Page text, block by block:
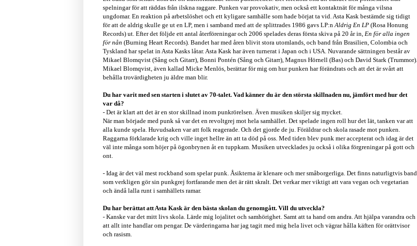
spelningar för att räddas från ilskna raggare. Punken var provokativ, men också ett kontaktnät för många vilsna
ungdomar. En reaktion på arbetslöshet och ett kyligare samhälle som hade börjat ta vid. Asta Kask bestämde sig tidigt
för att de aldrig skulle ge ut en LP, men i samband med att de splittrades 1986 gavs LP:n Aldrig En LP (Rosa Honung
Records) ut. Efter det följde ett antal återföreningar och 2006 spelades deras första skiva på 20 år in, En för alla ingen
för nån (Burning Heart Records). Bandet har med åren blivit stora utomlands, och band från Brasilien, Colombia och
Tyskland har spelat in Asta Kasks låtar. Asta Kask har även turnerat i Japan och i USA. Nuvarande sättningen består av
Mikael Blomqvist (Sång och Gitarr), Bonni Pontén (Sång och Gitarr), Magnus Hörnell (Bas) och David Stark (Trummor).
Mikael Blomqvist, även kallad Micke Menlös, berättar för mig om hur punken har förändrats och att det är svårt att
behålla trovärdigheten ju äldre man blir.
Du har varit med sen starten i slutet av 70-talet. Vad känner du är den största skillnaden nu, jämfört med hur det
var då?
- Det är klart att det är en stor skillnad inom punkrörelsen. Även musiken skiljer sig mycket.
När man började med punk så var det en revoltgrej mot hela samhället. Det spelade ingen roll hur det lät, tanken var att
alla kunde spela. Huvudsaken var att folk reagerade. Och det gjorde de ju. Föräldrar och skola rasade mot punken.
Raggarna förklarade krig och ville inget hellre än att ta död på oss. Med tiden blev punk mer accepterat och idag är det
väl inte många som höjer på ögonbrynen åt en tuppkam. Musiken utvecklades ju också i olika förgreningar på gott och
ont.
- Idag är det väl mest rockband som spelar punk. Åsikterna är klenare och mer småborgerliga. Det finns naturligtvis band
som verkligen gör sin punkgrej fortfarande men det är rätt skralt. Det verkar mer viktigt att vara vegan och vegetarian
och ändå lalla runt i samhällets ramar.
Du har berättat att Asta Kask är den bästa skolan du genomgått. Vill du utveckla?
- Kanske var det mitt livs skola. Lärde mig lojalitet och samhörighet. Samt att ta hand om andra. Att hjälpa varandra och
att allt inte handlar om pengar. De värderingarna har jag tagit med mig hela livet och vägrar hålla käften för orättvisor
och rasism.